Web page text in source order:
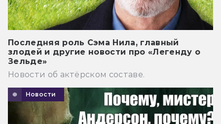
Последняя роль Сэма Нила, главный
злодей и другие новости про «Легенду о
Зельде»
Новости об актёрском составе.
Новости